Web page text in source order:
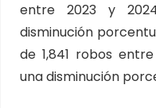
entre 2023 y
disminución
de 1,841 robos
una disminución